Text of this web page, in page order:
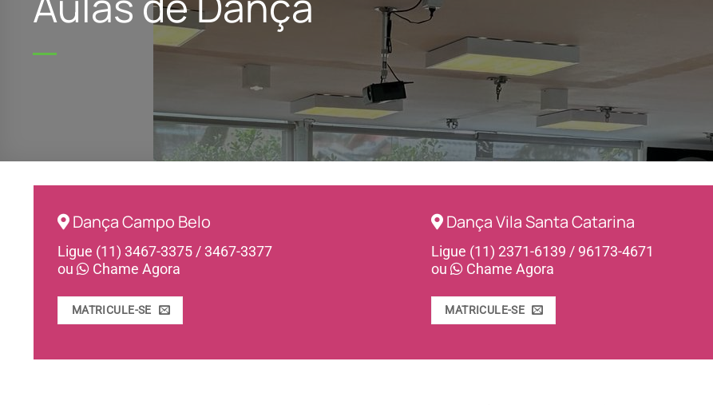
Dança Campo Belo
Ligue (11) 3467-3375 / 3467-3377
ou
Chame Agora
MATRICULE-SE
Dança Vila Santa Catarina
Ligue (11) 2371-6139 / 96173-4671
ou
Chame Agora
MATRICULE-SE